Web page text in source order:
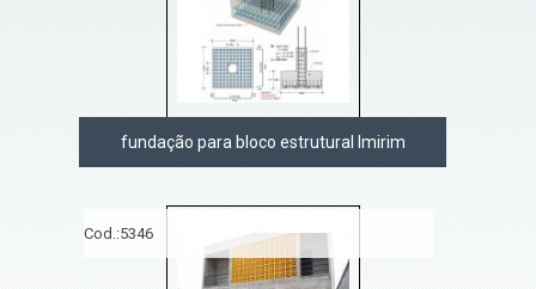
fundação para bloco estrutural Imirim
Cod.:5346